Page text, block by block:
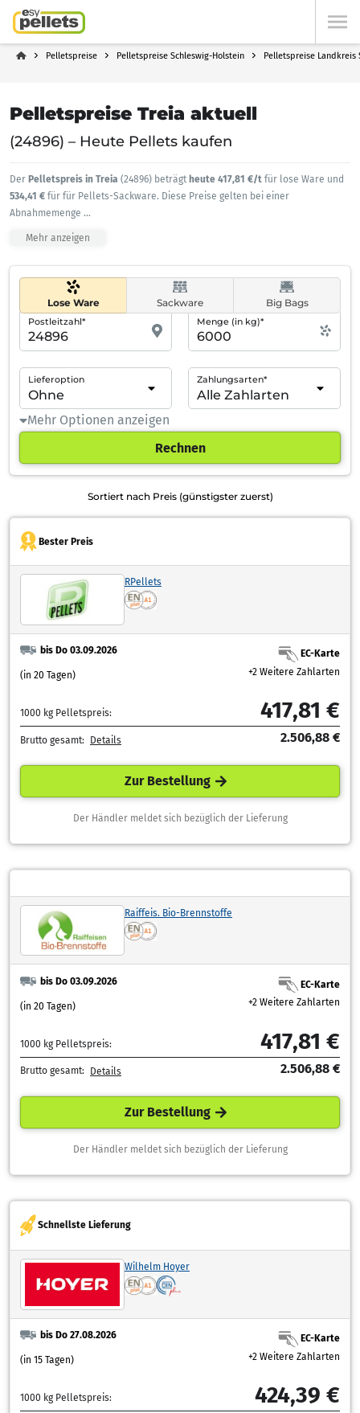
Pelletspreise Pelletspreise Schleswig-Holstein Pelletspreise Landkreis
Pelletspreise Treia aktuell
(24896) – Heute Pellets kaufen
Der Pelletspreis in Treia (24896) beträgt heute 417,81 €/t für lose Ware und
534,41 € für für Pellets-Sackware. Diese Preise gelten bei einer
Abnahmemenge ...
Mehr anzeigen
Lose Ware Sackware Big Bags
Postleitzahl* Menge (in kg)*
Lieferoption Zahlungsarten*
Mehr Optionen anzeigen
Rechnen
Sortiert nach Preis (günstigster zuerst)
Bester Preis
RPellets
bis Do 03.09.2026
(in 20 Tagen)
EC-Karte
+2 Weitere Zahlarten
1000 kg Pelletspreis: 417,81 €
Brutto gesamt: Details 2.506,88 €
Zur Bestellung
Der Händler meldet sich bezüglich der Lieferung
Raiffeis. Bio-Brennstoffe
bis Do 03.09.2026
(in 20 Tagen)
EC-Karte
+2 Weitere Zahlarten
1000 kg Pelletspreis: 417,81 €
Brutto gesamt: Details 2.506,88 €
Zur Bestellung
Der Händler meldet sich bezüglich der Lieferung
Schnellste Lieferung
Wilhelm Hoyer
bis Do 27.08.2026
(in 15 Tagen)
EC-Karte
+2 Weitere Zahlarten
1000 kg Pelletspreis: 424,39 €